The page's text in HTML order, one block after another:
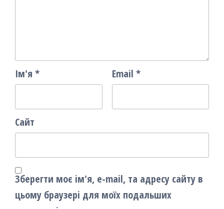
Ім'я * Email *
Сайт
Зберегти моє ім'я, e-mail, та адресу сайту в
цьому браузері для моїх подальших